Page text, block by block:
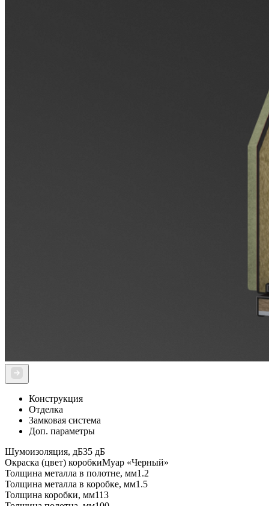
Конструкция
Отделка
Замковая система
Доп. параметры
Шумоизоляция, дБ35 дБ
Окраска (цвет) коробкиМуар «Черный»
Толщина металла в полотне, мм1.2
Толщина металла в коробке, мм1.5
Толщина коробки, мм113